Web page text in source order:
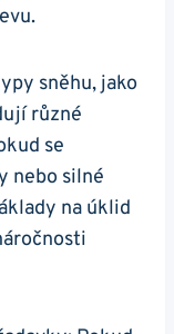
sněhu, jako
různé
se
nebo silné
na úklid